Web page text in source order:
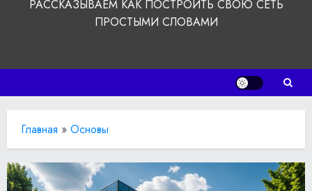
РАССКАЗЫВАЕМ КАК ПОСТРОИТЬ СВОЮ СЕТЬ
ПРОСТЫМИ СЛОВАМИ
Главная » Основы